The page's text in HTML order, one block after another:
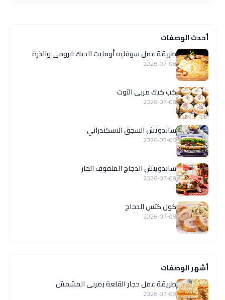
أحدث الوصفات
طريقة عمل سوفليه أومليت الديك الرومي والذرة
2026-07-08
كب كيك مربى التوت
2026-07-08
ساندوتش السجق الاسكندراني
2026-07-08
ساندويتش الدجاج الملفوف الحار
2026-07-08
كول كتس الدجاج
2026-07-08
أشهر الوصفات
طريقة عمل حجار القلعة بمربى المشمش
2026-07-08